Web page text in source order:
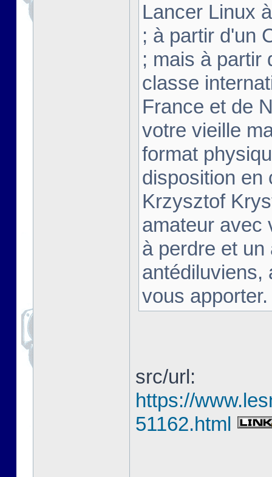
Lancer Linux
; à partir d'un
; mais à partir
classe
France et de
votre vieille
format
disposition en
Krzysztof
amateur avec
à perdre et
antédiluviens,
vous
src/url:
https://
51162.html